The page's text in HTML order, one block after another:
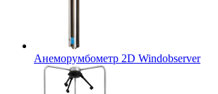
Анеморумбометр 2D Windobserver